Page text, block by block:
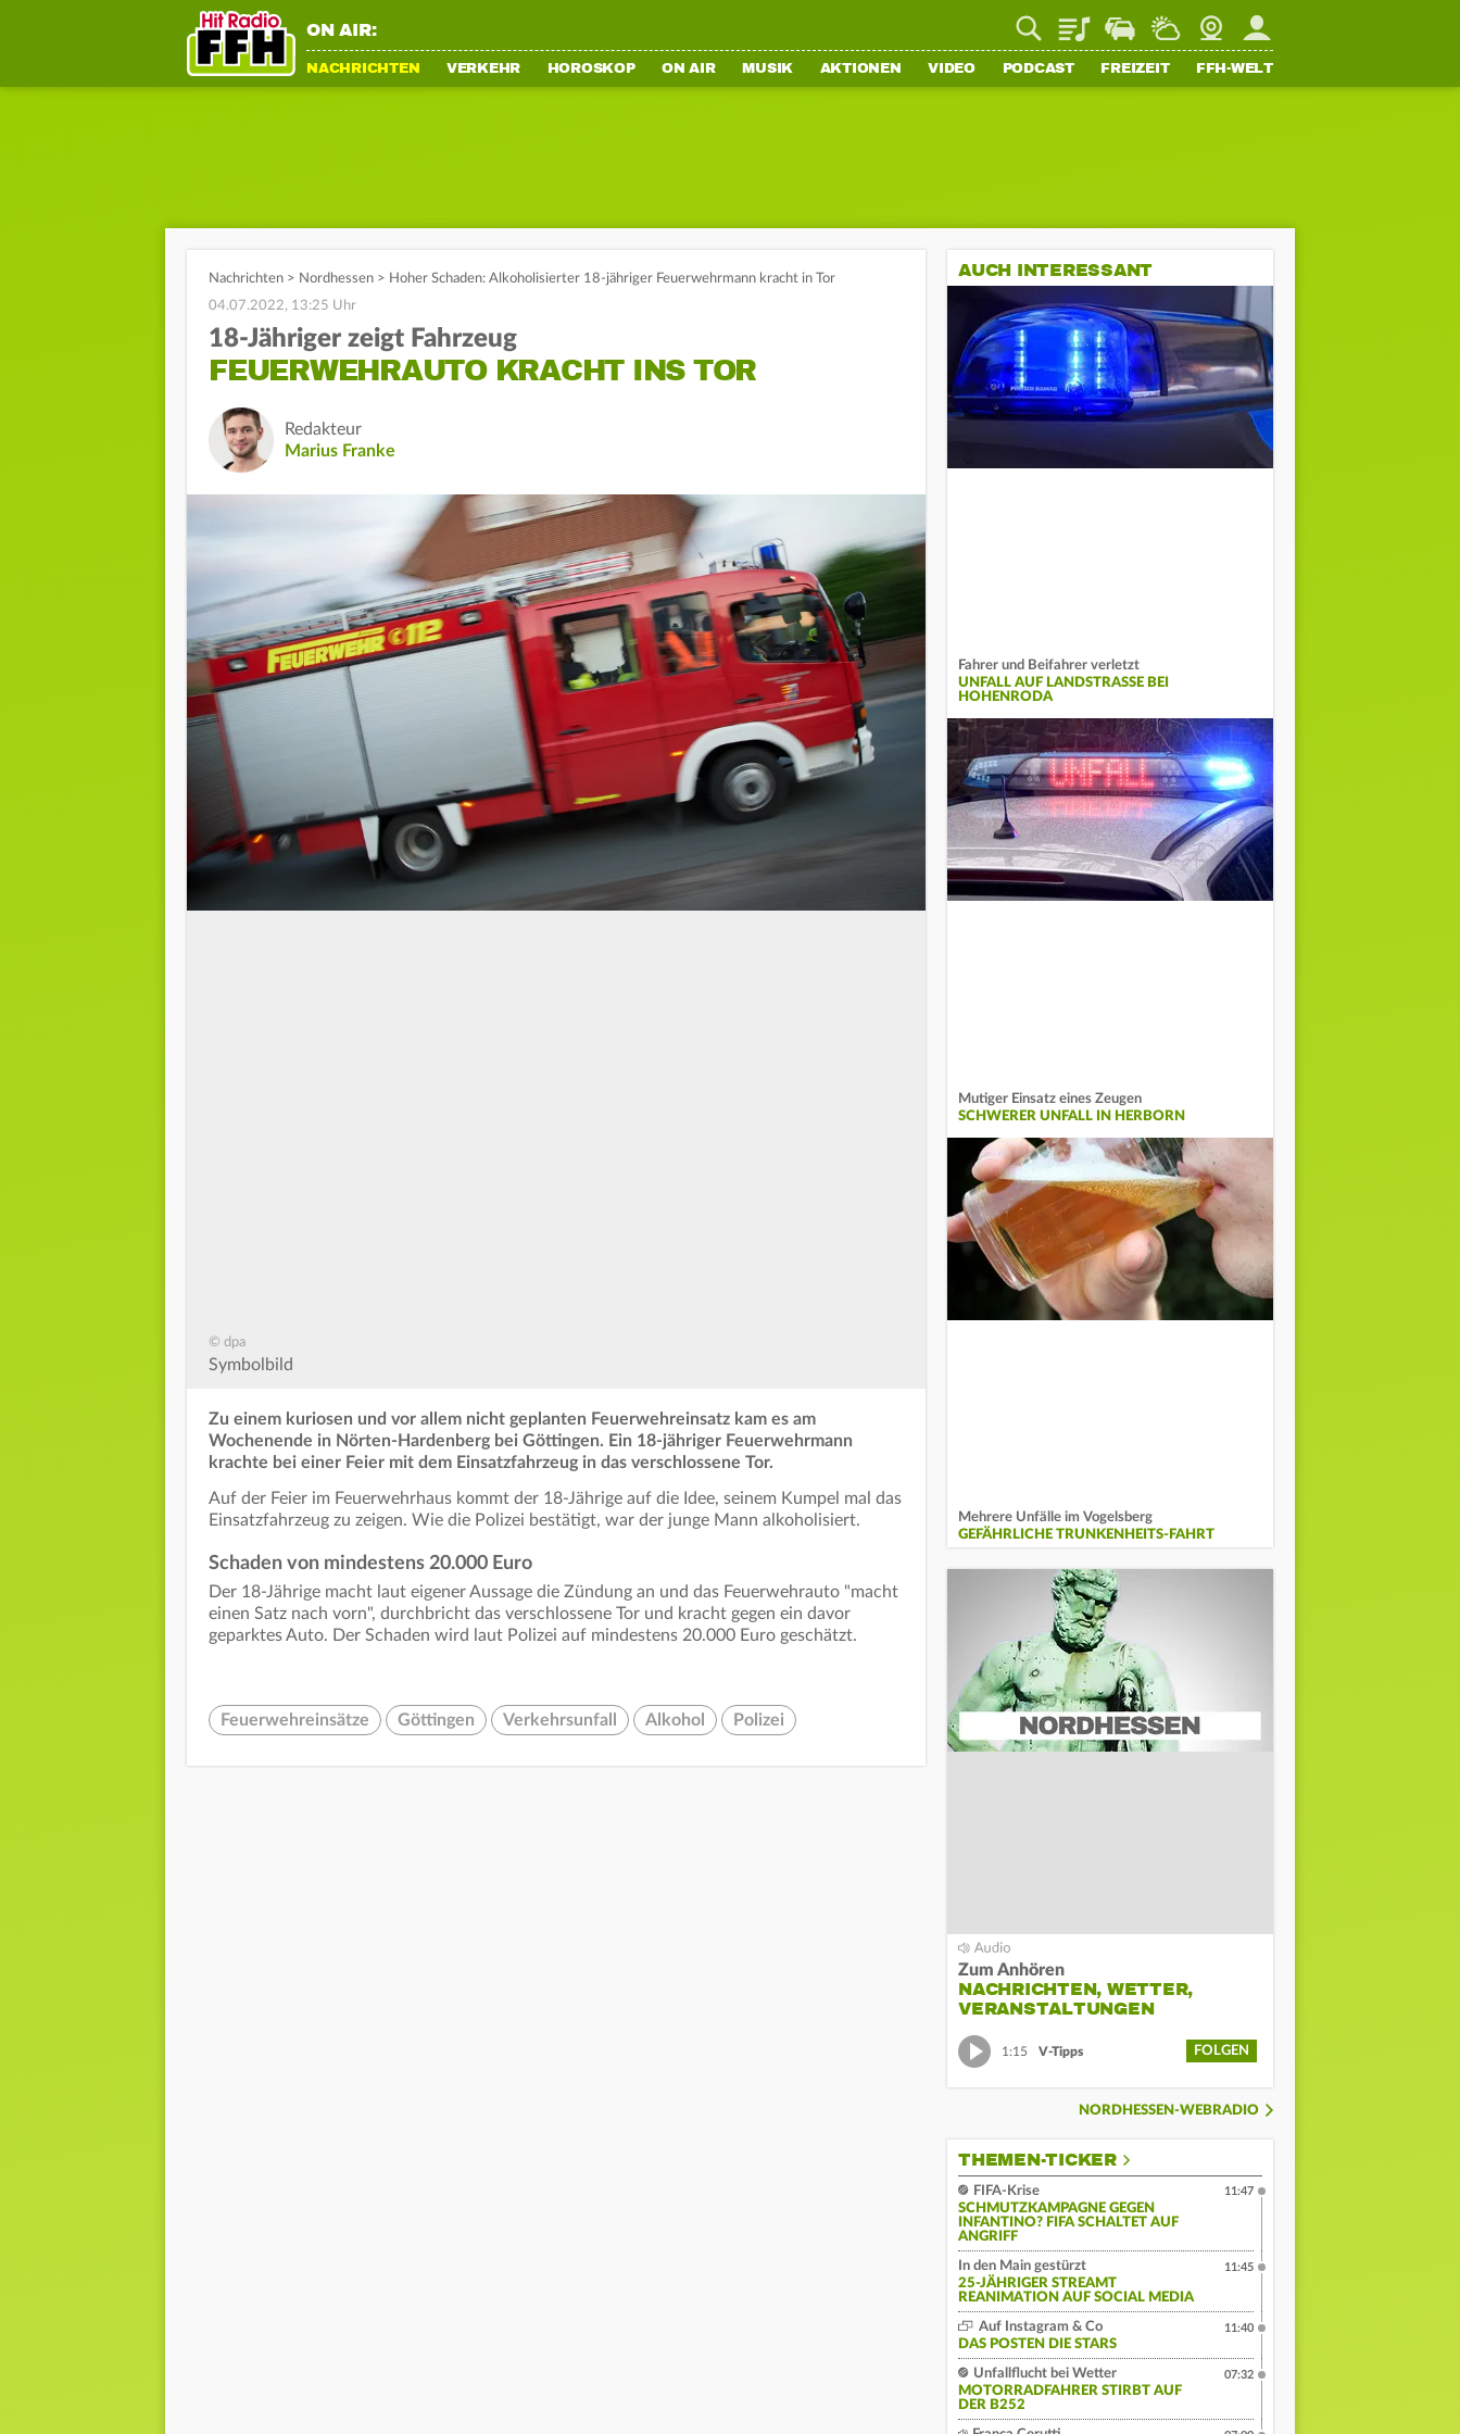
ON AIR: PlaylistStaupilotWetterWebcamMein FFH
NACHRICHTEN VERKEHR HOROSKOP ON AIR MUSIK AKTIONEN VIDEO PODCAST FREIZEIT FFH-WELT
Nachrichten > Nordhessen > Hoher Schaden: Alkoholisierter 18-jähriger Feuerwehrmann kracht in Tor
04.07.2022, 13:25 Uhr
18-Jähriger zeigt Fahrzeug
FEUERWEHRAUTO KRACHT INS TOR
Redakteur
Marius Franke
© dpa
Symbolbild
Zu einem kuriosen und vor allem nicht geplanten Feuerwehreinsatz kam es am
Wochenende in Nörten-Hardenberg bei Göttingen. Ein 18-jähriger Feuerwehrmann
krachte bei einer Feier mit dem Einsatzfahrzeug in das verschlossene Tor.
Auf der Feier im Feuerwehrhaus kommt der 18-Jährige auf die Idee, seinem Kumpel mal das
Einsatzfahrzeug zu zeigen. Wie die Polizei bestätigt, war der junge Mann alkoholisiert.
Schaden von mindestens 20.000 Euro
Der 18-Jährige macht laut eigener Aussage die Zündung an und das Feuerwehrauto "macht
einen Satz nach vorn", durchbricht das verschlossene Tor und kracht gegen ein davor
geparktes Auto. Der Schaden wird laut Polizei auf mindestens 20.000 Euro geschätzt.
Feuerwehreinsätze Göttingen Verkehrsunfall Alkohol Polizei
AUCH INTERESSANT
Fahrer und Beifahrer verletzt
UNFALL AUF LANDSTRASSE BEI H
OHENRODA
Mutiger Einsatz eines Zeugen
SCHWERER UNFALL IN HERBORN
Mehrere Unfälle im Vogelsberg
GEFÄHRLICHE TRUNKENHEITS-FAHRT
Zum Anhören
NACHRICHTEN, WETTER,
VERANSTALTUNGEN
1:15 V-Tipps FOLGEN
NORDHESSEN-WEBRADIO
THEMEN-TICKER
FIFA-Krise
SCHMUTZKAMPAGNE GEGEN
INFANTINO? FIFA SCHALTET AUF
ANGRIFF
11:47
In den Main gestürzt
25-JÄHRIGER STREAMT
REANIMATION AUF SOCIAL MEDIA
11:45
Auf Instagram & Co
DAS POSTEN DIE STARS
11:40
Unfallflucht bei Wetter
MOTORRADFAHRER STIRBT AUF
DER B252
07:32